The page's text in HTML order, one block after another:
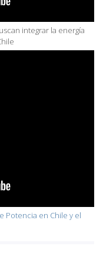
integrar la energía
Potencia en Chile y el